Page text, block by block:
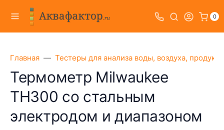
0
Главная Тестеры для анализа воды, воздуха,
Термометр Milwaukee
TH300 со стальным
электродом и диапазоном